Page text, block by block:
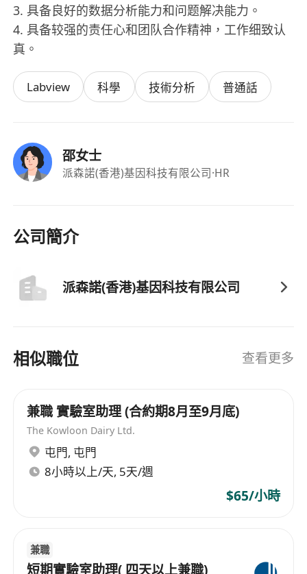
3. 具备良好的数据分析能力和问题解决能力。
4. 具备较强的责任心和团队合作精神，工作细致认
真。
Labview 科學 技術分析 普通話
邵女士
派森諾(香港)基因科技有限公司·HR
公司簡介
派森諾(香港)基因科技有限公司
相似職位 查看更多
兼職 實驗室助理 (合約期8月至9月底)
The Kowloon Dairy Ltd.
屯門, 屯門
8小時以上/天, 5天/週
$65/小時
兼職
短期實驗室助理( 四天以上兼職)